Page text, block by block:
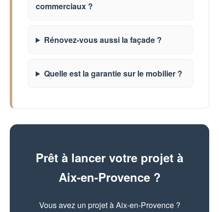
commerciaux ?
Rénovez-vous aussi la façade ?
Quelle est la garantie sur le mobilier ?
Prêt à lancer votre projet à
Aix-en-Provence ?
Vous avez un projet à Aix-en-Provence ?